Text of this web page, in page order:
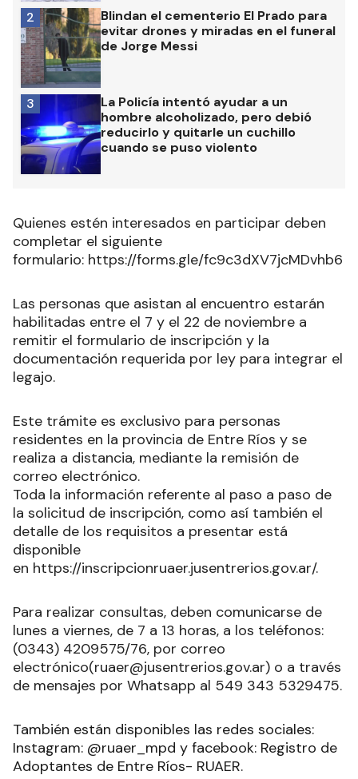
Blindan el cementerio El Prado para
evitar drones y miradas en el funeral
de Jorge Messi
2
La Policía intentó ayudar a un
hombre alcoholizado, pero debió
reducirlo y quitarle un cuchillo
cuando se puso violento
3
Quienes estén interesados en participar deben
completar el siguiente
formulario: https://forms.gle/fc9c3dXV7jcMDvhb6
Las personas que asistan al encuentro estarán
habilitadas entre el 7 y el 22 de noviembre a
remitir el formulario de inscripción y la
documentación requerida por ley para integrar el
legajo.
Este trámite es exclusivo para personas
residentes en la provincia de Entre Ríos y se
realiza a distancia, mediante la remisión de
correo electrónico.
Toda la información referente al paso a paso de
la solicitud de inscripción, como así también el
detalle de los requisitos a presentar está
disponible
en https://inscripcionruaer.jusentrerios.gov.ar/.
Para realizar consultas, deben comunicarse de
lunes a viernes, de 7 a 13 horas, a los teléfonos:
(0343) 4209575/76, por correo
electrónico(ruaer@jusentrerios.gov.ar) o a través
de mensajes por Whatsapp al 549 343 5329475.
También están disponibles las redes sociales:
Instagram: @ruaer_mpd y facebook: Registro de
Adoptantes de Entre Ríos- RUAER.